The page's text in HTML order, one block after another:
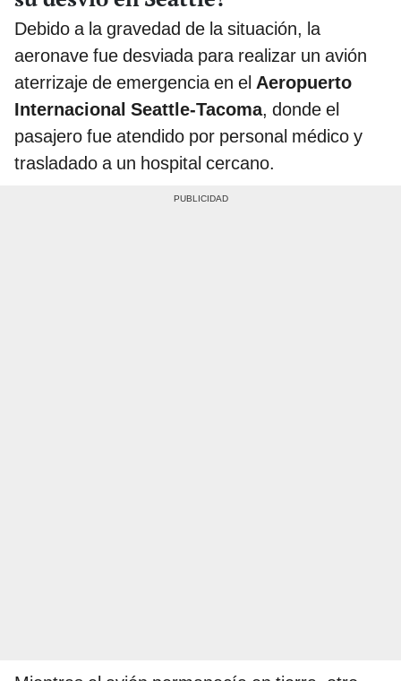
Debido a la gravedad de la situación, la
aeronave fue desviada para realizar un avión
aterrizaje de emergencia en el Aeropuerto
Internacional Seattle-Tacoma, donde el
pasajero fue atendido por personal médico y
trasladado a un hospital cercano.